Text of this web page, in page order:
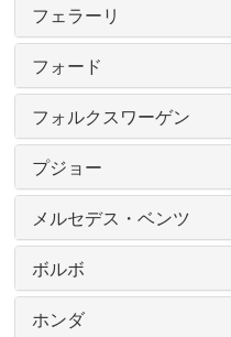
フェラーリ
フォード
フォルクスワーゲン
プジョー
メルセデス・ベンツ
ボルボ
ホンダ